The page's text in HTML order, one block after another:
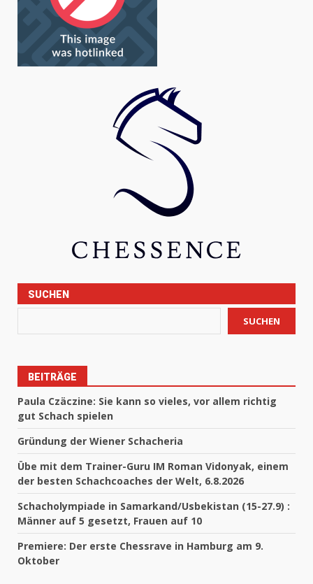
SUCHEN
SUCHEN
BEITRÄGE
Paula Czäczine: Sie kann so vieles, vor allem richtig
gut Schach spielen
Gründung der Wiener Schacheria
Übe mit dem Trainer-Guru IM Roman Vidonyak, einem
der besten Schachcoaches der Welt, 6.8.2026
Schacholympiade in Samarkand/Usbekistan (15-27.9) :
Männer auf 5 gesetzt, Frauen auf 10
Premiere: Der erste Chessrave in Hamburg am 9.
Oktober